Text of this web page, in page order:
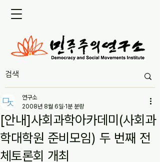
[안내]사회과학아카데미(사회과
학대학원 준비모임) 두 번째 전
체토론회 개최
연구소
2008년 8월 6일 1분 분량